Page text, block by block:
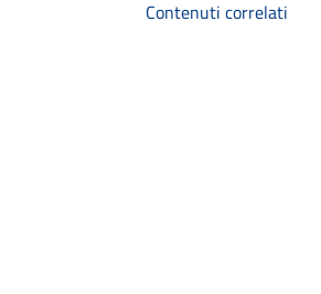
Contenuti correlati